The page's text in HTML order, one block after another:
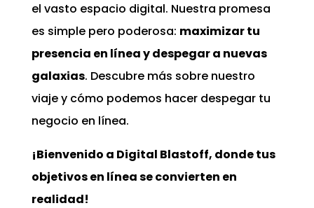
el vasto espacio digital. Nuestra promesa
es simple pero poderosa: maximizar tu
presencia en línea y despegar a nuevas
galaxias. Descubre más sobre nuestro
viaje y cómo podemos hacer despegar tu
negocio en línea.
¡Bienvenido a Digital Blastoff, donde tus
objetivos en línea se convierten en
realidad!